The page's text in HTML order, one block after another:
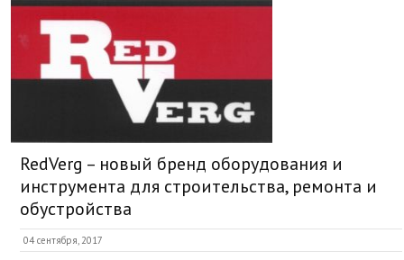
RedVerg – новый бренд оборудования и
инструмента для строительства, ремонта и
обустройства
04 сентября, 2017